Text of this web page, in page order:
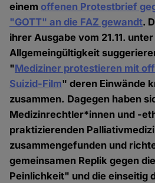
einemoffenen Protestbrief
"GOTT" an die FAZ gewandt.
ihrer Ausgabe vom 21.11.
Allgemeingültigkeit
"Mediziner protestieren mit
Suizid-Film" deren Einwände
zusammen. Dagegen haben
Medizinrechtler*innen und -
praktizierenden
zusammengefunden und
gemeinsamen Replik gegen
Peinlichkeit" und die einseitig